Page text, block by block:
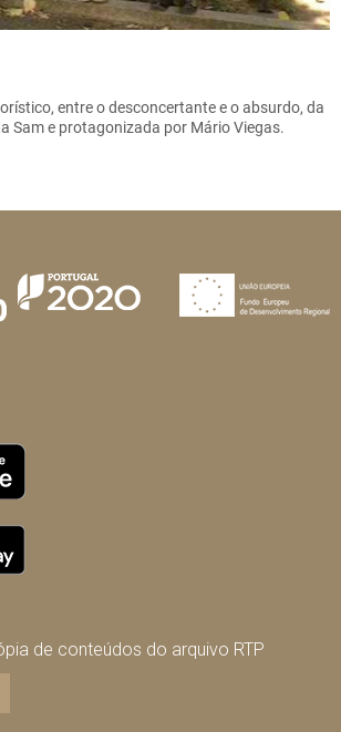
entre o desconcertante e o absurdo, da
Sam e protagonizada por Mário Viegas.
de conteúdos do arquivo RTP